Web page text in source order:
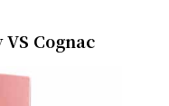
VS Cognac